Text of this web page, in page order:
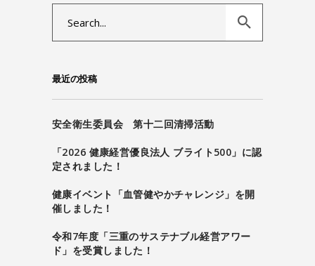
最近の投稿
安全衛生委員会 第十二回清掃活動
「2026 健康経営優良法人 ブライト500」に認
定されました！
健康イベント「血管健やかチャレンジ」を開
催しました！
令和7年度「三重のサステナブル経営アワー
ド」を受賞しました！